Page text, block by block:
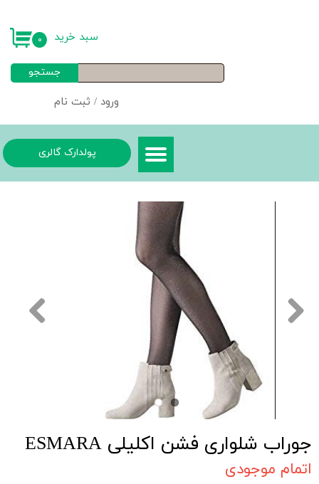
ورود / ثبت نام
خروج از حساب کاربری
جستجو
۰ سبد خرید
پولدارک گالری
جوراب شلواری فشن اکلیلی ESMARA
اتمام موجودی